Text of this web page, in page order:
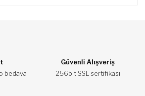
bedava
Güvenli Alışveriş
256bit SSL sertifikası